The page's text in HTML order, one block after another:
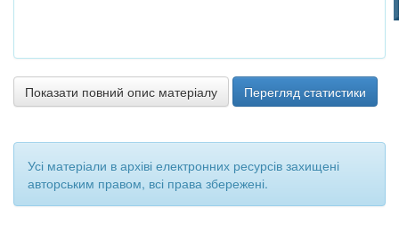
Показати повний опис матеріалу Перегляд статистики
Усі матеріали в архіві електронних ресурсів захищені
авторським правом, всі права збережені.